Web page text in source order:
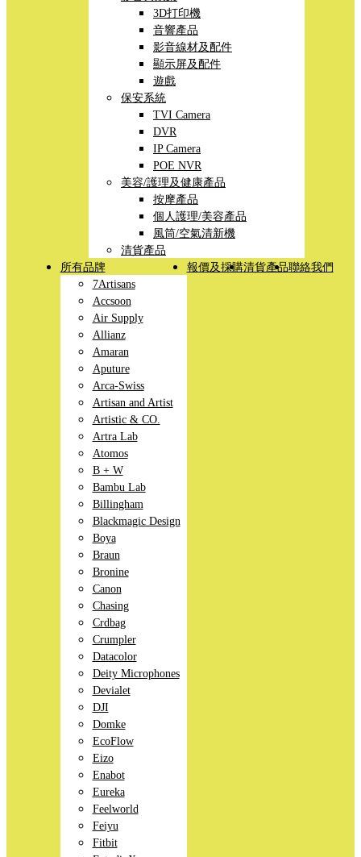
3D打印機
音響產品
影音線材及配件
顯示屏及配件
遊戲
保安系統
TVI Camera
DVR
IP Camera
POE NVR
美容/護理及健康產品
按摩產品
個人護理/美容產品
風筒/空氣清新機
清貨產品
所有品牌
7Artisans
Accsoon
Air Supply
Allianz
Amaran
Aputure
Arca-Swiss
Artisan and Artist
Artistic & CO.
Artra Lab
Atomos
B + W
Bambu Lab
Billingham
Blackmagic Design
Boya
Braun
Bronine
Canon
Chasing
Crdbag
Crumpler
Datacolor
Deity Microphones
Devialet
DJI
Domke
EcoFlow
Eizo
Enabot
Eureka
Feelworld
Feiyu
Fitbit
報價及採購清貨產品聯絡我們